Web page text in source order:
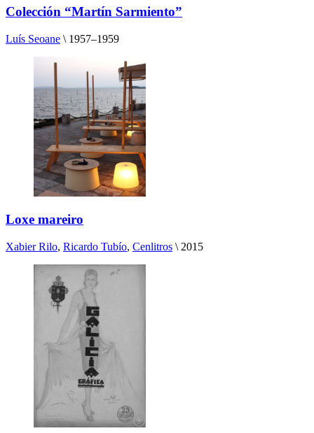
Colección “Martín Sarmiento”
Luís Seoane \ 1957–1959
Loxe mareiro
Xabier Rilo, Ricardo Tubío, Cenlitros \ 2015